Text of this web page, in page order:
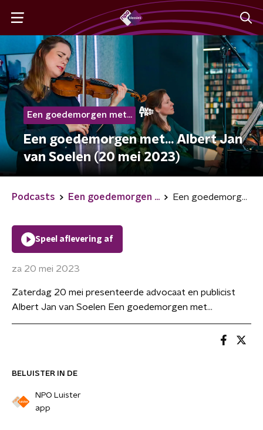
Een goedemorgen met...
Een goedemorgen met... Albert Jan
van Soelen (20 mei 2023)
Podcasts Een goedemorgen ... Een goedemorgen met... Albert Jan van Soelen (20 mei 2023)
BELUISTER IN DE
NPO Luister
app
Speel aflevering af
za 20 mei 2023
Zaterdag 20 mei presenteerde advocaat en publicist
Albert Jan van Soelen Een goedemorgen met...